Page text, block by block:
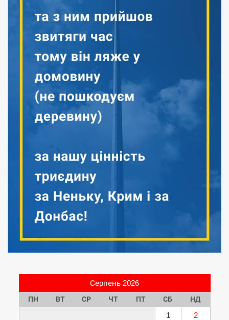
Серпень 2026
ПН ВТ СР ЧТ ПТ СБ НД
1
2